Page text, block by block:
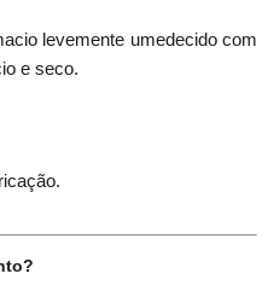
levemente umedecido com
e seco.